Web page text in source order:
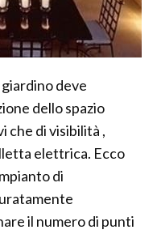
giardino deve
dello spazio
che di visibilità ,
elettrica. Ecco
di
il numero di punti